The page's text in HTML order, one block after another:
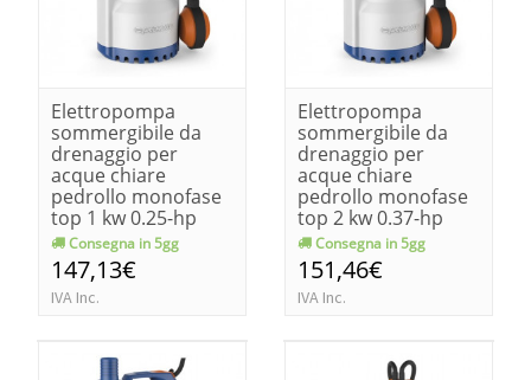
Elettropompa
sommergibile da
drenaggio per
acque chiare
pedrollo monofase
top 1 kw 0.25-hp
0.33Consegna in 5gg
147,13€
IVA Inc.
Elettropompa
sommergibile da
drenaggio per
acque chiare
pedrollo monofase
top 2 kw 0.37-hp
0.50Consegna in 5gg
151,46€
IVA Inc.